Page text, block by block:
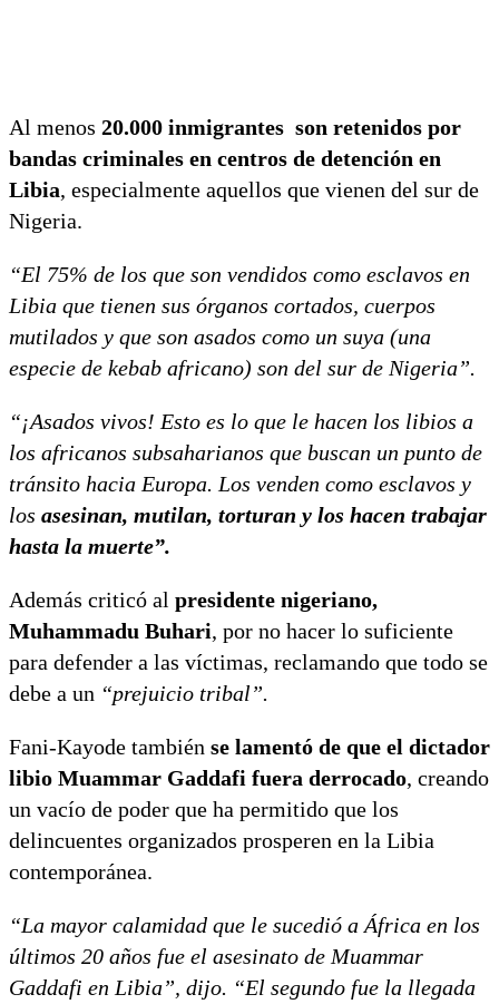
Al menos 20.000 inmigrantes son retenidos por
bandas criminales en centros de detención en
Libia, especialmente aquellos que vienen del sur de
Nigeria.
“El 75% de los que son vendidos como esclavos en
Libia que tienen sus órganos cortados, cuerpos
mutilados y que son asados ​​como un suya (una
especie de kebab africano) son ​​del sur de Nigeria”.
“¡Asados ​​vivos! Esto es lo que le hacen los libios a
los africanos subsaharianos que buscan un punto de
tránsito hacia Europa. Los venden como esclavos y
los asesinan, mutilan, torturan y los hacen trabajar
hasta la muerte”.
Además criticó al presidente nigeriano,
Muhammadu Buhari, por no hacer lo suficiente
para defender a las víctimas, reclamando que todo se
debe a un “prejuicio tribal”.
Fani-Kayode también se lamentó de que el dictador
libio Muammar Gaddafi fuera derrocado, creando
un vacío de poder que ha permitido que los
delincuentes organizados prosperen en la Libia
contemporánea.
“La mayor calamidad que le sucedió a África en los
últimos 20 años fue el asesinato de Muammar
Gaddafi en Libia”, dijo. “El segundo fue la llegada